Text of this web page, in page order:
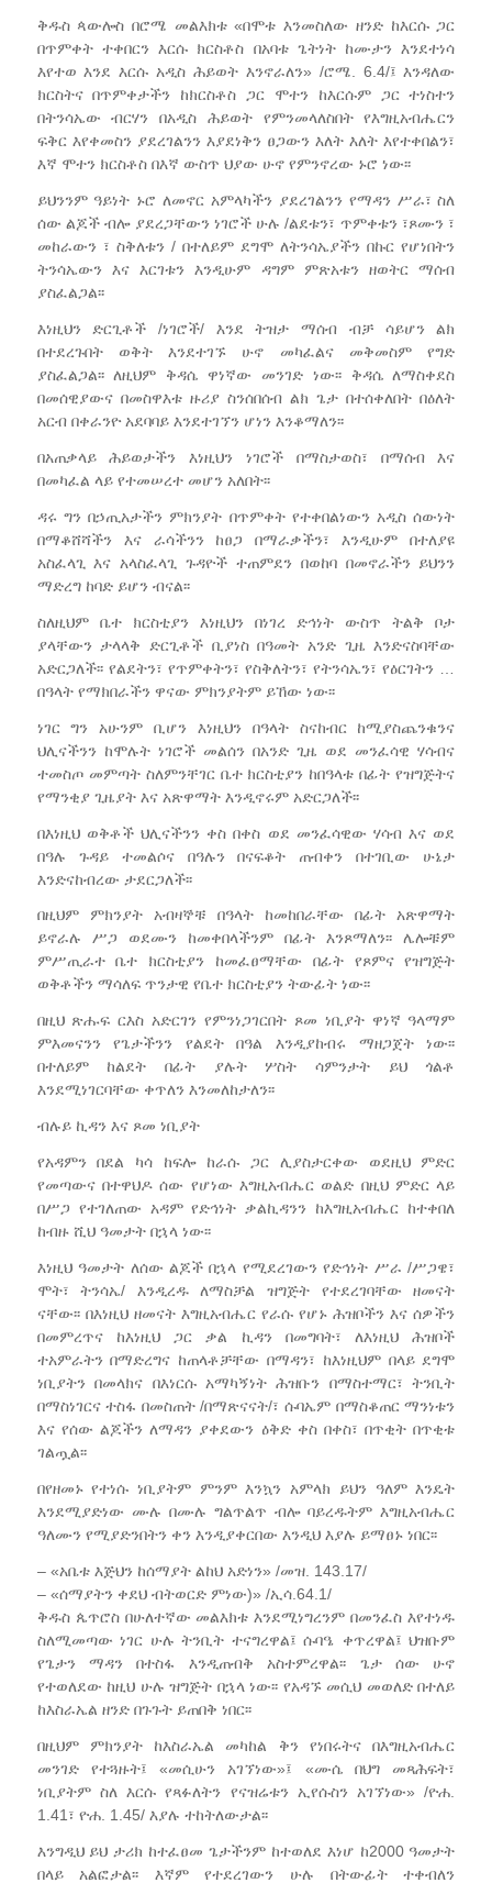
ቅዱስ ጳውሎስ በሮሜ መልእክቱ «በሞቱ እንመስለው ዘንድ ከእርሱ ጋር
በጥምቀት ተቀበርን እርሱ ክርስቶስ በአባቱ ጌትነት ከሙታን እንደተነሳ
እየተወ እንደ እርሱ አዲስ ሕይወት እንኖራለን» /ሮሜ. 6.4/፤ እንዳለው
ክርስትና በጥምቀታችን ከክርስቶስ ጋር ሞተን ከእርሱም ጋር ተነስተን
በትንሳኤው ብርሃን በአዲስ ሕይወት የምንመላለስበት የእግዚአብሔርን
ፍቅር እየቀመስን ያደረገልንን እያደነቅን ፀጋውን እለት እለት እየተቀበልን፣
እኛ ሞተን ክርስቶስ በእኛ ውስጥ ህያው ሁኖ የምንኖረው ኑሮ ነው፡፡
ይህንንም ዓይነት ኑሮ ለመኖር አምላካችን ያደረገልንን የማዳን ሥራ፣ ስለ
ሰው ልጆች ብሎ ያደረጋቸውን ነገሮች ሁሉ /ልደቱን፣ ጥምቀቱን ፣ጾሙን ፣
መከራውን ፣ ስቅለቱን / በተለይም ደግሞ ለትንሳኤያችን በኩር የሆነበትን
ትንሳኤውን እና እርገቱን እንዲሁም ዳግም ምጽአቱን ዘወትር ማሰብ
ያስፈልጋል፡፡
እነዚህን ድርጊቶች /ነገሮች/ እንደ ትዝታ ማሰብ ብቻ ሳይሆን ልክ
በተደረጉበት ወቅት እንደተገኙ ሁኖ መካፈልና መቅመስም የግድ
ያስፈልጋል፡፡ ለዚህም ቅዳሴ ዋነኛው መንገድ ነው፡፡ ቅዳሴ ለማስቀደስ
በመሰዊያውና በመስዋእቱ ዙሪያ ስንሰበሰብ ልክ ጌታ በተሰቀለበት በዕለት
አርብ በቀራንዮ አደባባይ እንደተገኘን ሆነን እንቆማለን፡፡
በአጠቃላይ ሕይወታችን እነዚህን ነገሮች በማስታወስ፣ በማሰብ እና
በመካፈል ላይ የተመሠረተ መሆን አለበት፡፡
ዳሩ ግን በኃጢአታችን ምክንያት በጥምቀት የተቀበልነውን አዲስ ሰውነት
በማቆሸሻችን እና ራሳችንን ከፀጋ በማራቃችን፣ እንዲሁም በተለያዩ
አስፈላጊ እና አላስፈላጊ ጉዳዮች ተጠምደን በወከባ በመኖራችን ይህንን
ማድረግ ከባድ ይሆን ብናል፡፡
ስለዚህም ቤተ ክርስቲያን እነዚህን በነገረ ድኅነት ውስጥ ትልቅ ቦታ
ያላቸውን ታላላቅ ድርጊቶች ቢያነስ በዓመት አንድ ጊዜ እንድናስባቸው
አድርጋለች፡፡ የልደትን፣ የጥምቀትን፣ የስቅለትን፣ የትንሳኤን፣ የዕርገትን …
በዓላት የማክበራችን ዋናው ምክንያትም ይኸው ነው፡፡
ነገር ግን አሁንም ቢሆን እነዚህን በዓላት ስናከብር ከሚያስጨንቁንና
ህሊናችንን ከሞሉት ነገሮች መልሰን በአንድ ጊዜ ወደ መንፈሳዊ ሃሳብና
ተመስጦ መምጣት ስለምንቸገር ቤተ ክርስቲያን ከበዓላቱ በፊት የዝግጅትና
የማንቂያ ጊዜያት እና አጽዋማት እንዲኖሩም አድርጋለች፡፡
በእነዚህ ወቅቶች ህሊናችንን ቀስ በቀስ ወደ መንፈሳዊው ሃሳብ እና ወደ
በዓሉ ጉዳይ ተመልሶና በዓሉን በናፍቆት ጠብቀን በተገቢው ሁኔታ
እንድናከብረው ታደርጋለች፡፡
በዚህም ምክንያት አብዛኞቹ በዓላት ከመከበራቸው በፊት አጽዋማት
ይኖራሉ ሥጋ ወደሙን ከመቀበላችንም በፊት እንጾማለን፡፡ ሌሎቹም
ምሥጢራተ ቤተ ክርስቲያን ከመፈፀማቸው በፊት የጾምና የዝግጅት
ወቅቶችን ማሳለፍ ጥንታዊ የቤተ ክርስቲያን ትውፊት ነው፡፡
በዚህ ጽሑፍ ርእስ አድርገን የምንነጋገርበት ጾመ ነቢያት ዋነኛ ዓላማም
ምእመናንን የጌታችንን የልደት በዓል እንዲያከብሩ ማዘጋጀት ነው፡፡
በተለይም ከልደት በፊት ያሉት ሦስት ሳምንታት ይህ ጎልቶ
እንደሚነገርባቸው ቀጥለን እንመለከታለን፡፡
ብሉይ ኪዳን እና ጾመ ነቢያት
የአዳምን በደል ካሳ ከፍሎ ከራሱ ጋር ሊያስታርቀው ወደዚህ ምድር
የመጣውና በተዋህዶ ሰው የሆነው እግዚአብሔር ወልድ በዚህ ምድር ላይ
በሥጋ የተገለጠው አዳም የድኅነት ቃልኪዳንን ከእግዚአብሔር ከተቀበለ
ከብዙ ሺህ ዓመታት በኋላ ነው፡፡
እነዚህ ዓመታት ለሰው ልጆች በኋላ የሚደረገውን የድኅነት ሥራ /ሥጋዌ፣
ሞት፣ ትንሳኤ/ እንዲረዱ ለማስቻል ዝግጅት የተደረገባቸው ዘመናት
ናቸው፡፡ በእነዚህ ዘመናት እግዚአብሔር የራሱ የሆኑ ሕዝቦችን እና ሰዎችን
በመምረጥና ከእነዚህ ጋር ቃል ኪዳን በመግባት፣ ለእነዚህ ሕዝቦች
ተአምራትን በማድረግና ከጠላቶቻቸው በማዳን፣ ከእነዚህም በላይ ደግሞ
ነቢያትን በመላክና በእነርሱ አማካኝነት ሕዝቡን በማስተማር፣ ትንቢት
በማስነገርና ተስፋ በመስጠት /በማጽናናት/፣ ሱባኤም በማስቆጠር ማንነቱን
እና የሰው ልጆችን ለማዳን ያቀደውን ዕቅድ ቀስ በቀስ፣ በጥቂት በጥቂቱ
ገልጧል፡፡
በየዘመኑ የተነሱ ነቢያትም ምንም እንኳን አምላክ ይህን ዓለም እንዴት
እንደሚያድነው ሙሉ በሙሉ ግልጥልጥ ብሎ ባይረዱትም እግዚአብሔር
ዓለሙን የሚያድንበትን ቀን እንዲያቀርበው እንዲህ እያሉ ይማፀኑ ነበር፡፡
– «አቤቱ እጅህን ከሰማያት ልከህ አድነን» /መዝ. 143.17/
– «ሰማያትን ቀደህ ብትወርድ ምነው)» /ኢሳ.64.1/
ቅዱስ ጴጥሮስ በሁለተኛው መልእክቱ እንደሚነግረንም በመንፈስ እየተነዱ
ስለሚመጣው ነገር ሁሉ ትንቢት ተናግረዋል፤ ሱባዔ ቀጥረዋል፤ ህዝቡም
የጌታን ማዳን በተስፋ እንዲጠብቅ አስተምረዋል፡፡ ጌታ ሰው ሁኖ
የተወለደው ከዚህ ሁሉ ዝግጅት በኋላ ነው፡፡ የአዳኙ መሲህ መወለድ በተለይ
ከእስራኤል ዘንድ በጉጉት ይጠበቅ ነበር፡፡
በዚህም ምክንያት ከእስራኤል መካከል ቅን የነበሩትና በእግዚአብሔር
መንገድ የተጓዙት፤ «መሲሁን አገኘነው»፤ «ሙሴ በህግ መጻሕፍት፣
ነቢያትም ስለ እርሱ የጻፉለትን የናዝሬቱን ኢየሱስን አገኘነው» /ዮሐ.
1.41፣ ዮሐ. 1.45/ እያሉ ተከትለውታል፡፡
እንግዲህ ይህ ታሪክ ከተፈፀመ ጌታችንም ከተወለደ እነሆ ከ2000 ዓመታት
በላይ አልፎታል፡፡ እኛም የተደረገውን ሁሉ በትውፊት ተቀብለን